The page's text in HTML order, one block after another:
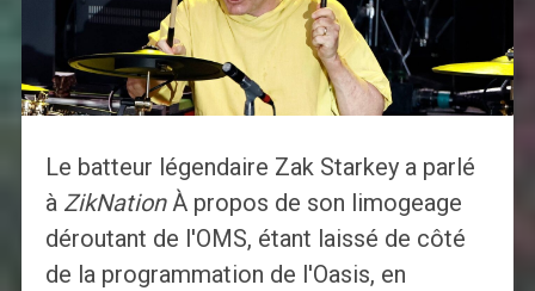
Le batteur légendaire Zak Starkey a parlé
à ZikNationÀ propos de son limogeage
déroutant de l'OMS, étant laissé de côté
de la programmation de l'Oasis, en